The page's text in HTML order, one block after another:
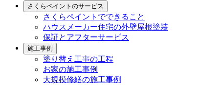
さくらペイントのサービス
さくらペイントでできること
ハウスメーカー住宅の外壁屋根塗装
保証とアフターサービス
施工事例
塗り替え工事の工程
お家の施工事例
大規模修繕の施工事例